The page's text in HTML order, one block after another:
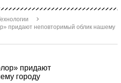
придают неповторимый облик нашему